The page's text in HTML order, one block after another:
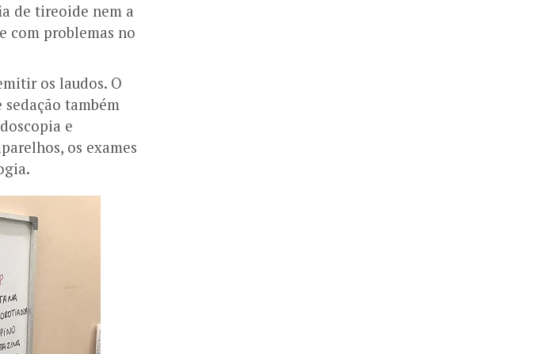
de tireoide nem a
com problemas no
os laudos. O
também
e
os exames